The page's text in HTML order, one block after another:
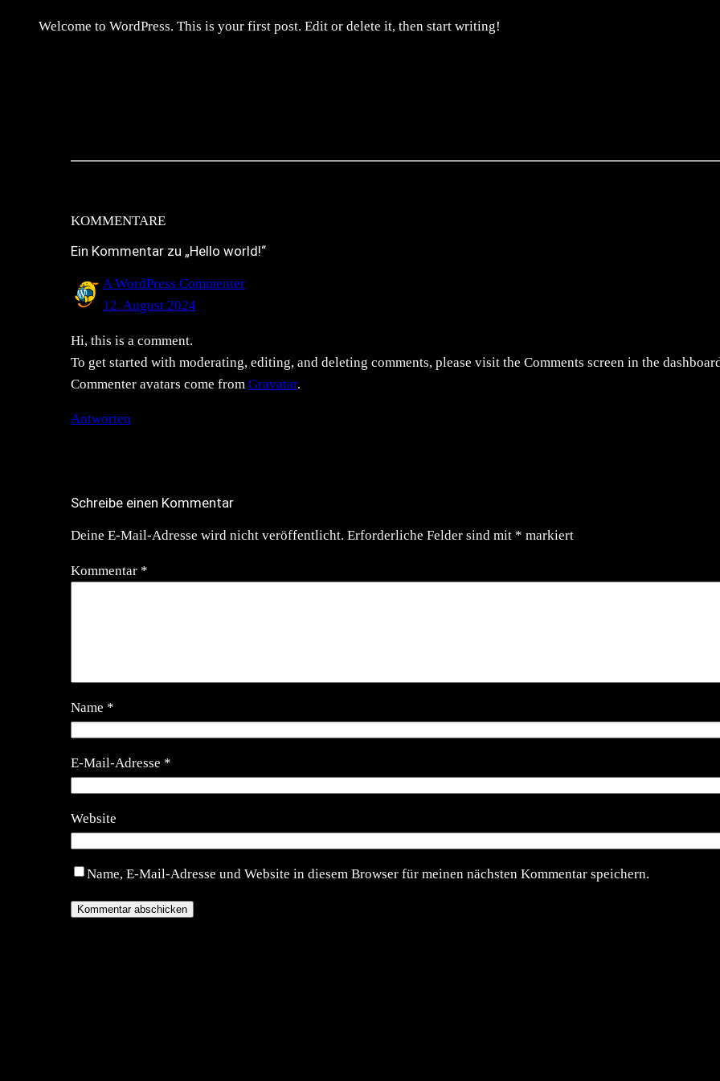
Welcome to WordPress. This is your first post. Edit or delete it, then start writing!
KOMMENTARE
Ein Kommentar zu „Hello world!“
A WordPress Commenter
12. August 2024
Hi, this is a comment.
To get started with moderating, editing, and deleting comments, please visit the Comments screen in the
Commenter avatars come from Gravatar.
Antworten
Schreibe einen Kommentar
Deine E-Mail-Adresse wird nicht veröffentlicht. Erforderliche Felder sind mit * markiert
Kommentar *
Name *
E-Mail-Adresse *
Website
Name, E-Mail-Adresse und Website in diesem Browser für meinen nächsten Kommentar speichern.